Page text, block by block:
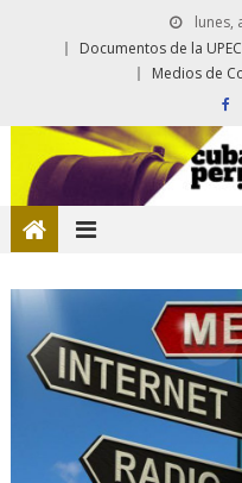
lunes,
Documentos de la UPEC
Medios de